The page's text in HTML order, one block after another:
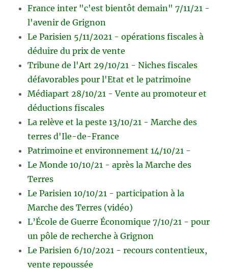
France inter "c'est bientôt demain" 7/11/21 -
l'avenir de Grignon
Le Parisien 5/11/2021 - opérations fiscales à
déduire du prix de vente
Tribune de l'Art 29/10/21 - Niches fiscales
défavorables pour l'Etat et le patrimoine
Médiapart 28/10/21 - Vente au promoteur et
déductions fiscales
La relève et la peste 13/10/21 - Marche des
terres d'Ile-de-France
Patrimoine et environnement 14/10/21 -
Le Monde 10/10/21 - après la Marche des
Terres
Le Parisien 10/10/21 - participation à la
Marche des Terres (vidéo)
L’École de Guerre Économique 7/10/21 - pour
un pôle de recherche à Grignon
Le Parisien 6/10/2021 - recours contentieux,
vente repoussée